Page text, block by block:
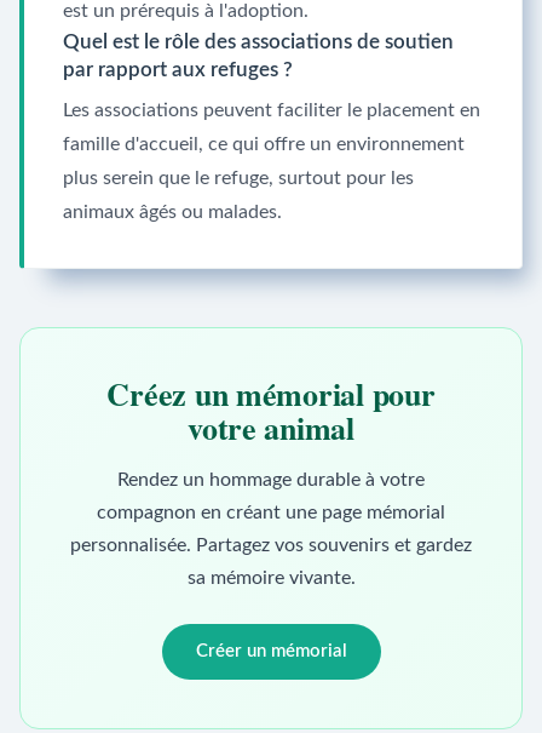
est un prérequis à l'adoption.
Quel est le rôle des associations de soutien
par rapport aux refuges ?
Les associations peuvent faciliter le placement en
famille d'accueil, ce qui offre un environnement
plus serein que le refuge, surtout pour les
animaux âgés ou malades.
Créez un mémorial pour
votre animal
Rendez un hommage durable à votre
compagnon en créant une page mémorial
personnalisée. Partagez vos souvenirs et gardez
sa mémoire vivante.
Créer un mémorial